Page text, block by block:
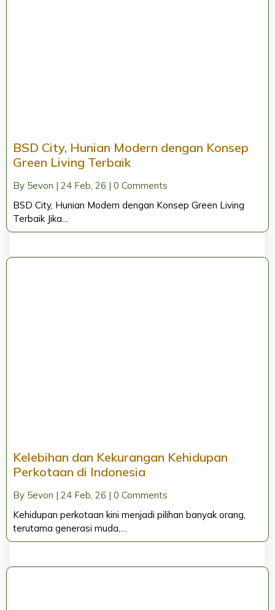
BSD City, Hunian Modern dengan Konsep
Green Living Terbaik
By 5evon | 24 Feb, 26 | 0 Comments
BSD City, Hunian Modern dengan Konsep Green Living
Terbaik Jika…
Kelebihan dan Kekurangan Kehidupan
Perkotaan di Indonesia
By 5evon | 24 Feb, 26 | 0 Comments
Kehidupan perkotaan kini menjadi pilihan banyak orang,
terutama generasi muda,…